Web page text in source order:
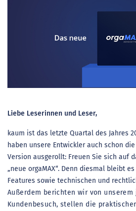
Liebe Leserinnen und Leser,
kaum ist das letzte Quartal des Jahres
haben unsere Entwickler auch schon
Version ausgerollt: Freuen Sie sich auf
„neue orgaMAX“. Denn diesmal bleibt
Features sowie technischen und
Außerdem berichten wir von unserem
Kundenbesuch, stellen die